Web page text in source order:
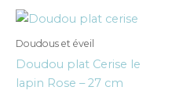
Doudous et éveil
Doudou plat Cerise le
lapin Rose – 27 cm